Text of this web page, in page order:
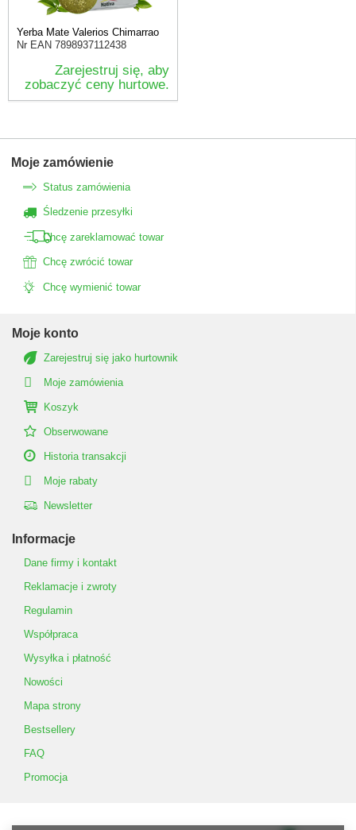
Yerba Mate Valerios Chimarrao
Nr EAN 7898937112438
Zarejestruj się, aby
zobaczyć ceny hurtowe.
Moje zamówienie
Status zamówienia
Śledzenie przesyłki
Chcę zareklamować towar
Chcę zwrócić towar
Chcę wymienić towar
Moje konto
Zarejestruj się jako hurtownik
Moje zamówienia
Koszyk
Obserwowane
Historia transakcji
Moje rabaty
Newsletter
Informacje
Dane firmy i kontakt
Reklamacje i zwroty
Regulamin
Współpraca
Wysyłka i płatność
Nowości
Mapa strony
Bestsellery
FAQ
Promocja